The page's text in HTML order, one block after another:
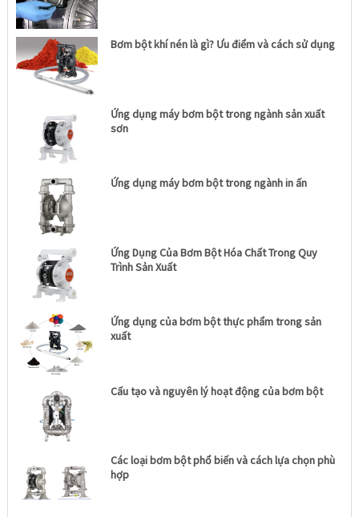
Bơm bột khí nén là gì? Ưu điểm và cách sử dụng
Ứng dụng máy bơm bột trong ngành sản xuất
sơn
Ứng dụng máy bơm bột trong ngành in ấn
Ứng Dụng Của Bơm Bột Hóa Chất Trong Quy
Trình Sản Xuất
Ứng dụng của bơm bột thực phẩm trong sản
xuất
Cấu tạo và nguyên lý hoạt động của bơm bột
Các loại bơm bột phổ biến và cách lựa chọn phù
hợp